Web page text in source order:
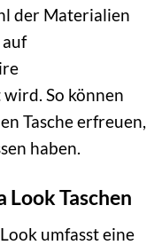
der Materialien
So können
Tasche erfreuen,
haben.
Look Taschen
umfasst eine